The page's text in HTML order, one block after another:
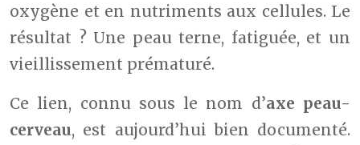
oxygène et en nutriments aux cellules. Le
résultat ? Une peau terne, fatiguée, et un
vieillissement prématuré.
Ce lien, connu sous le nom d’axe peau-
cerveau, est aujourd’hui bien documenté.